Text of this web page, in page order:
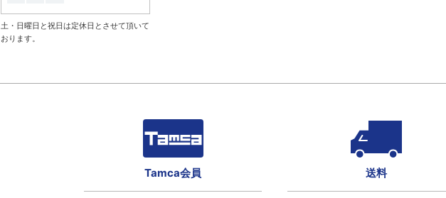
土・日曜日と祝日は定休日とさせて頂いて
おります。
Tamca会員 送料